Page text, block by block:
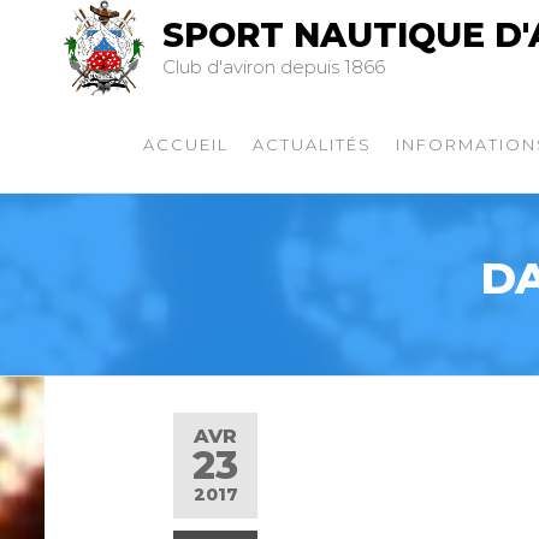
SPORT NAUTIQUE
Club d'aviron depuis 1866
ACCUEIL ACTUALITÉS
AVR
23
2017